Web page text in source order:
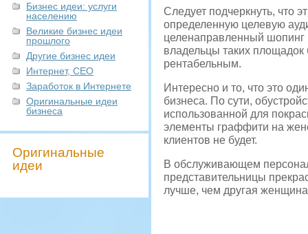
Бизнес идеи: услуги
населению
Великие бизнес идеи
прошлого
Другие бизнес идеи
Интернет, СЕО
Заработок в Интернете
Оригинальные идеи
бизнеса
Оригинальные
идеи
Следует подчеркнуть, что
определенную целевую
целенаправленный шопинг
владельцы таких площадок
рентабельным.
Интересно и то, что это
бизнеса. По сути,
использованной для
элементы граффити на
клиентов не будет.
В обслуживающем
представительницы
лучше, чем другая